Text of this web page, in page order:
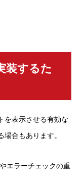
装するた
を表示させる有効な
合もあります。
エラーチェックの重